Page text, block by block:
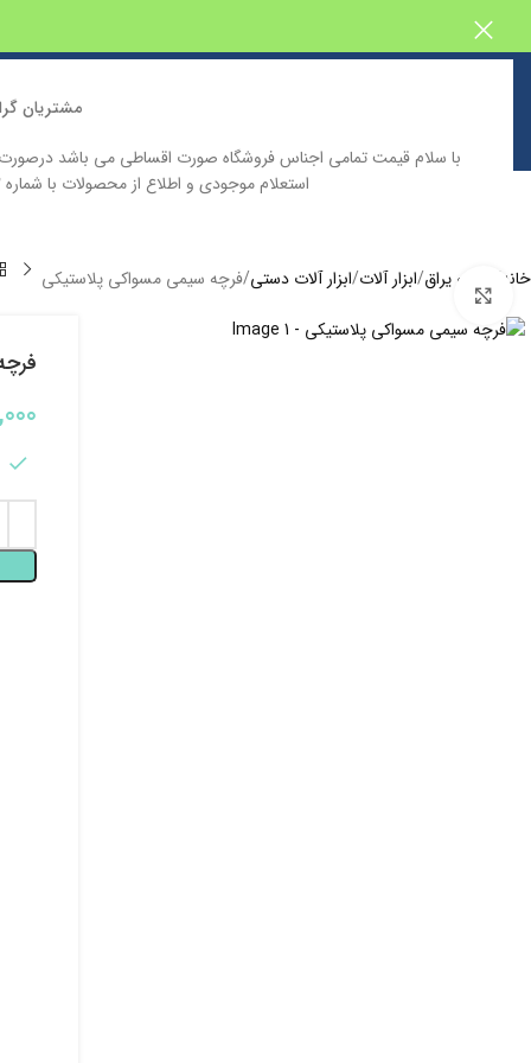
مشتریان
با سلام قیمت تمامی اجناس فروشگاه صورت اقساطی می باشد
استعلام موجودی و اطلاع از محصولات با شماره 09129646332 تماس حاصل فرماییدفروشگاه اینترنتی پیش بیندسته بندی محصولاتکاتالوگ
خانه ابزار و یراق ابزار آلات ابزار آلات دستی فرچه سیمی مسواکی پلاستیکی
بزرگنمایی تصویر
5 در انبار